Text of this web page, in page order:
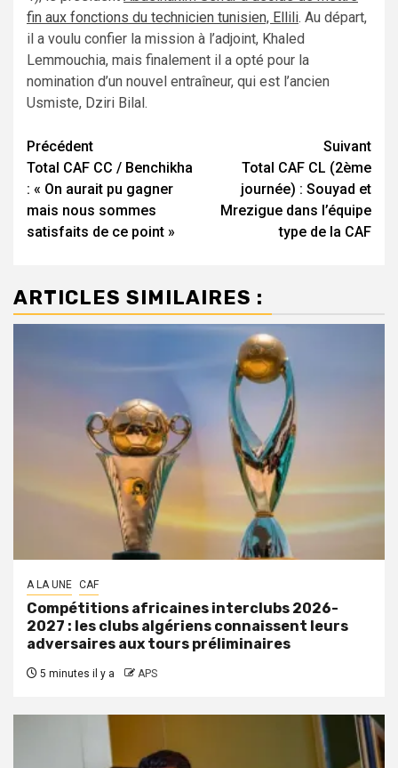
fin aux fonctions du technicien tunisien, Ellili. Au départ,
il a voulu confier la mission à l’adjoint, Khaled
Lemmouchia, mais finalement il a opté pour la
nomination d’un nouvel entraîneur, qui est l’ancien
Usmiste, Dziri Bilal.
Navigation
d’article
Précédent
Total CAF CC / Benchikha
: « On aurait pu gagner
mais nous sommes
satisfaits de ce point »
Suivant
Total CAF CL (2ème
journée) : Souyad et
Mrezigue dans l’équipe
type de la CAF
ARTICLES SIMILAIRES :
A LA UNE CAF
Compétitions africaines interclubs 2026-
2027 : les clubs algériens connaissent leurs
adversaires aux tours préliminaires
5 minutes il y a APS